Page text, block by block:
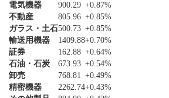
電気機器
900.29 +0.87%
不動産
805.96 +0.85%
ガラス・土石500.73 +0.85%
輸送用機器
1409.88+0.70%
証券
162.88 +0.64%
石油・石炭
673.93 +0.54%
卸売
768.81 +0.49%
精密機器
2262.74+0.43%